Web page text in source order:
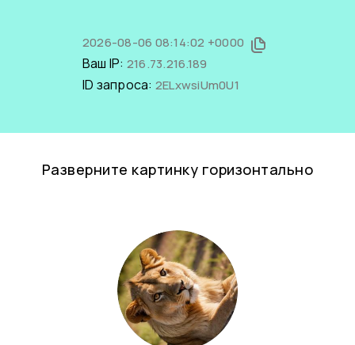
2026-08-06 08:14:02 +0000
Ваш IP: 216.73.216.189
ID запроса: 2ELxwsiUm0U1
Разверните картинку горизонтально